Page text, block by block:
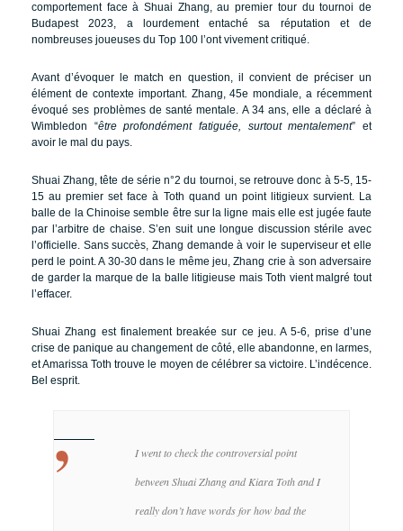
comportement face à Shuai Zhang, au premier tour du tournoi de
Budapest 2023, a lourdement entaché sa réputation et de
nombreuses joueuses du Top 100 l’ont vivement critiqué.
Avant d’évoquer le match en question, il convient de préciser un
élément de contexte important. Zhang, 45e mondiale, a récemment
évoqué ses problèmes de santé mentale. A 34 ans, elle a déclaré à
Wimbledon “être profondément fatiguée, surtout mentalement” et
avoir le mal du pays.
Shuai Zhang, tête de série n°2 du tournoi, se retrouve donc à 5-5, 15-
15 au premier set face à Toth quand un point litigieux survient. La
balle de la Chinoise semble être sur la ligne mais elle est jugée faute
par l’arbitre de chaise. S’en suit une longue discussion stérile avec
l’officielle. Sans succès, Zhang demande à voir le superviseur et elle
perd le point. A 30-30 dans le même jeu, Zhang crie à son adversaire
de garder la marque de la balle litigieuse mais Toth vient malgré tout
l’effacer.
Shuai Zhang est finalement breakée sur ce jeu. A 5-6, prise d’une
crise de panique au changement de côté, elle abandonne, en larmes,
et Amarissa Toth trouve le moyen de célébrer sa victoire. L’indécence.
Bel esprit.
I went to check the controversial point
between Shuai Zhang and Kiara Toth and I
really don’t have words for how bad the